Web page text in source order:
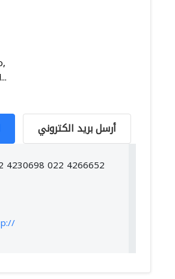
أرسل بريد الكتروني
4230698 022 4266652